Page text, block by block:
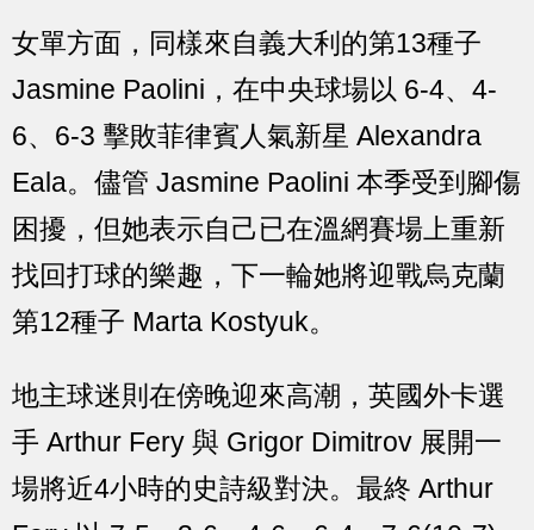
女單方面，同樣來自義大利的第13種子
Jasmine Paolini，在中央球場以 6-4、4-
6、6-3 擊敗菲律賓人氣新星 Alexandra
Eala。儘管 Jasmine Paolini 本季受到腳傷
困擾，但她表示自己已在溫網賽場上重新
找回打球的樂趣，下一輪她將迎戰烏克蘭
第12種子 Marta Kostyuk。
地主球迷則在傍晚迎來高潮，英國外卡選
手 Arthur Fery 與 Grigor Dimitrov 展開一
場將近4小時的史詩級對決。最終 Arthur